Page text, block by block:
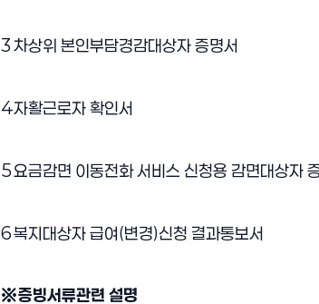
3차상위 본인부담경감대상자 증명서
4자활근로자 확인서
5요금감면 이동전화 서비스 신청용 감면대상자
6복지대상자 급여(변경)신청 결과통보서
※증빙서류관련 설명